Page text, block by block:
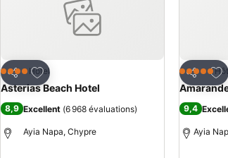
Partager
Ajouter à mes favoris
4 ÉtoilesHôtel
Asterias Beach Hotel
8,9 Excellent (6 968 évaluations)
Ayia Napa, Chypre
Partager
5 Étoiles
9,4
Ayia